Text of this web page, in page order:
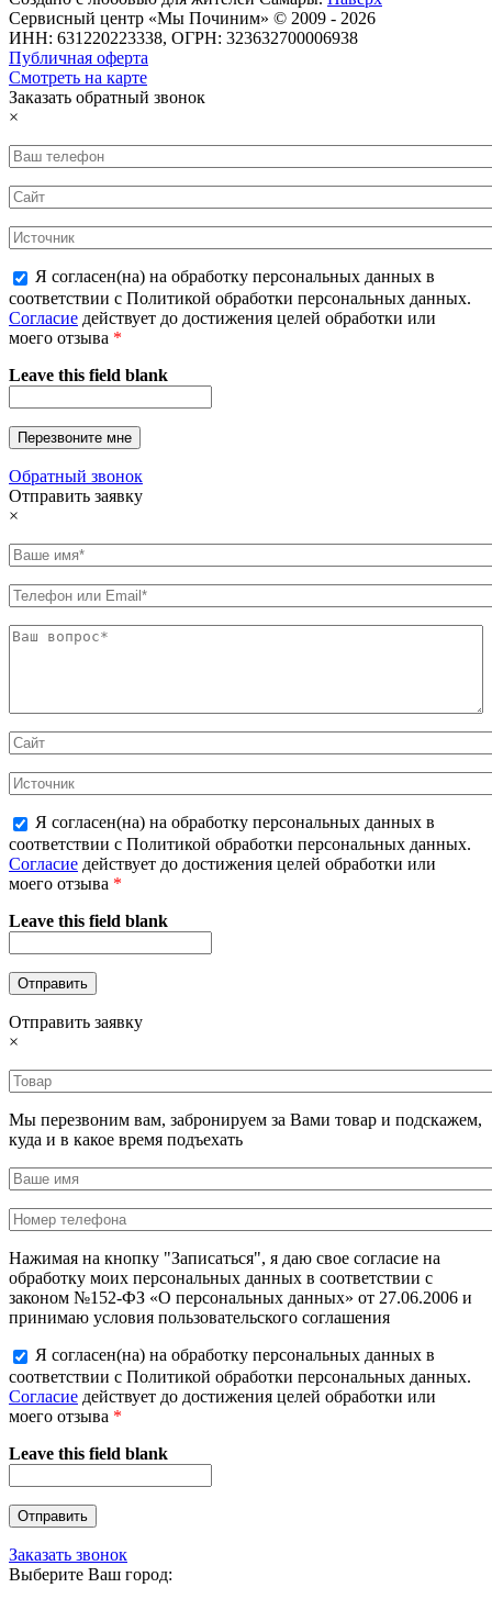
Сервисный центр «Мы Починим» © 2009 - 2026
ИНН: 631220223338, ОГРН: 323632700006938
Публичная оферта
Смотреть на карте
Заказать обратный звонок
×
Я согласен(на) на обработку персональных данных в
соответствии с Политикой обработки персональных данных.
Согласие действует до достижения целей обработки или
моего отзыва *
Leave this field blank
Обратный звонок
Отправить заявку
×
Я согласен(на) на обработку персональных данных в
соответствии с Политикой обработки персональных данных.
Согласие действует до достижения целей обработки или
моего отзыва *
Leave this field blank
Отправить заявку
×
Мы перезвоним вам, забронируем за Вами товар и подскажем,
куда и в какое время подъехать
Нажимая на кнопку "Записаться", я даю свое согласие на
обработку моих персональных данных в соответствии с
законом №152-ФЗ «О персональных данных» от 27.06.2006 и
принимаю условия пользовательского соглашения
Я согласен(на) на обработку персональных данных в
соответствии с Политикой обработки персональных данных.
Согласие действует до достижения целей обработки или
моего отзыва *
Leave this field blank
Заказать звонок
Выберите Ваш город: